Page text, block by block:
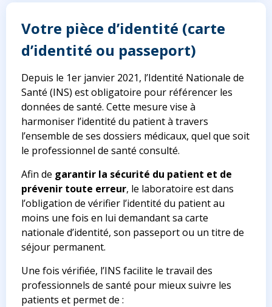
Votre pièce d’identité (carte
d’identité ou passeport)
Depuis le 1er janvier 2021, l’Identité Nationale de
Santé (INS) est obligatoire pour référencer les
données de santé. Cette mesure vise à
harmoniser l’identité du patient à travers
l’ensemble de ses dossiers médicaux, quel que soit
le professionnel de santé consulté.
Afin de garantir la sécurité du patient et de
prévenir toute erreur, le laboratoire est dans
l’obligation de vérifier l’identité du patient au
moins une fois en lui demandant sa carte
nationale d’identité, son passeport ou un titre de
séjour permanent.
Une fois vérifiée, l’INS facilite le travail des
professionnels de santé pour mieux suivre les
patients et permet de :